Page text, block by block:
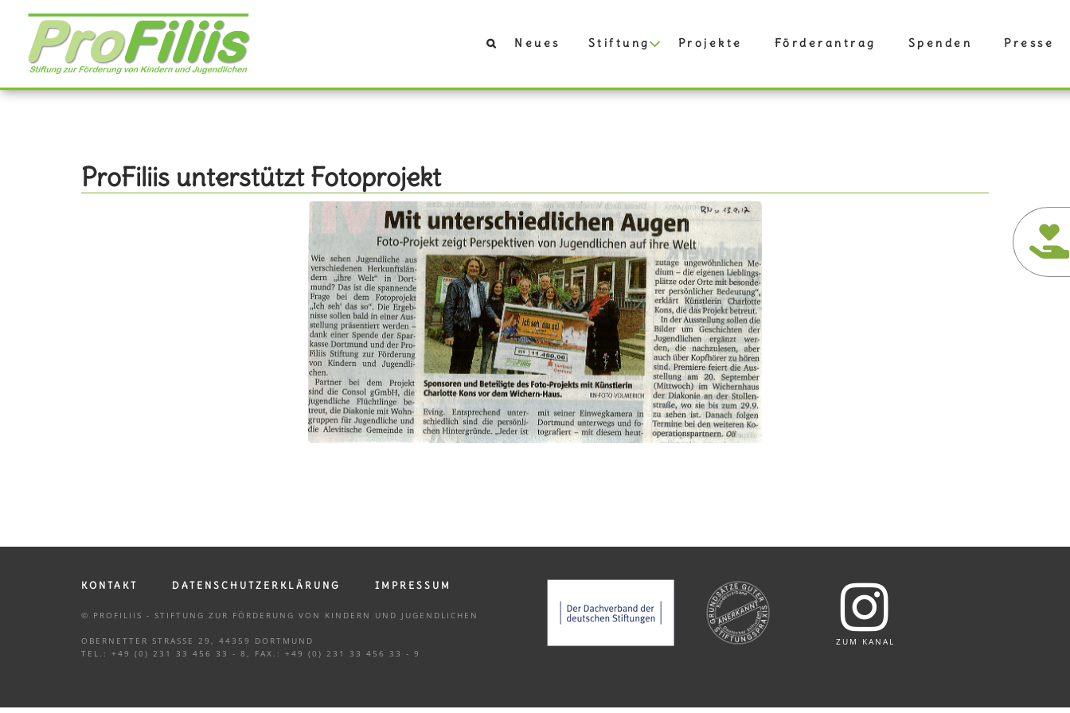
Direkt
Inhalt
Neues Stiftung Projekte Förderantrag Spenden Presse
ProFiliis unterstützt Fotoprojekt
KONTAKT DATENSCHUTZERKLÄRUNG IMPRESSUM
© PROFILIIS - STIFTUNG ZUR FÖRDERUNG VON KINDERN UND JUGENDLICHEN
OBERNETTER STRASSE 29, 44359 DORTMUND
TEL.: +49 (0) 231 33 456 33 - 8, FAX.: +49 (0) 231 33 456 33 - 9
ZUM KANAL